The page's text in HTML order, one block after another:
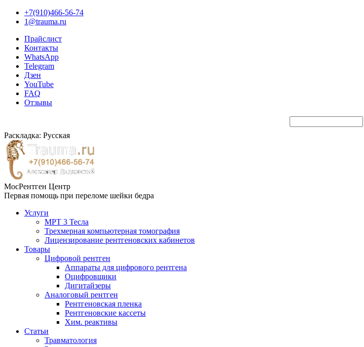
+7(910)466-56-74
1@trauma.ru
Прайслист
Контакты
WhatsApp
Telegram
Дзен
YouTube
FAQ
Отзывы
Раскладка: Русская
МосРентген Центр
Первая помощь при переломе шейки бедра
Услуги
МРТ 3 Тесла
Трехмерная компьютерная томография
Лицензирование рентгеновских кабинетов
Товары
Цифровой рентген
Аппараты для цифрового рентгена
Оцифровщики
Дигитайзеры
Аналоговый рентген
Рентгеновская пленка
Рентгеновские кассеты
Хим. реактивы
Статьи
Травматология